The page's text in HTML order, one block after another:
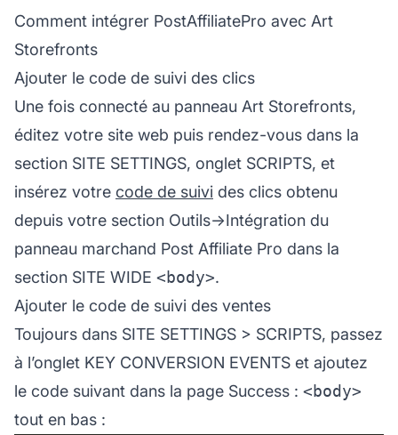
Comment intégrer PostAffiliatePro avec Art
Storefronts
Ajouter le code de suivi des clics
Une fois connecté au panneau Art Storefronts,
éditez votre site web puis rendez-vous dans la
section SITE SETTINGS, onglet SCRIPTS, et
insérez votre code de suivi des clics obtenu
depuis votre section Outils->Intégration du
panneau marchand Post Affiliate Pro dans la
section SITE WIDE <body>.
Ajouter le code de suivi des ventes
Toujours dans SITE SETTINGS > SCRIPTS, passez
à l’onglet KEY CONVERSION EVENTS et ajoutez
le code suivant dans la page Success : <body>
tout en bas :